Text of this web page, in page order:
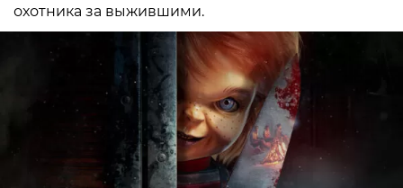
охотника за выжившими.